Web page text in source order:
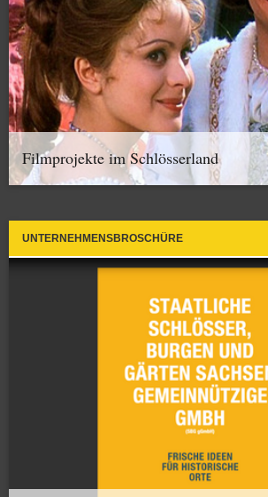
Filmprojekte im Schlösserland
UNTERNEHMENSBROSCHÜRE